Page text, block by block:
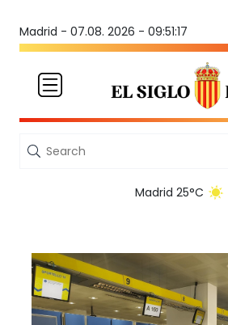
Madrid - 07.08. 2026 - 09:51:17
Madrid 25°C